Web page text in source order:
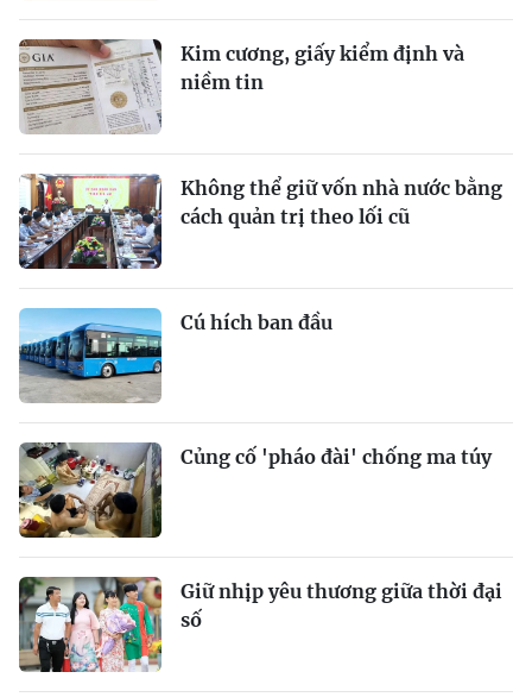
Kim cương, giấy kiểm định và
niềm tin
Không thể giữ vốn nhà nước bằng
cách quản trị theo lối cũ
Cú hích ban đầu
Củng cố 'pháo đài' chống ma túy
Giữ nhịp yêu thương giữa thời đại
số